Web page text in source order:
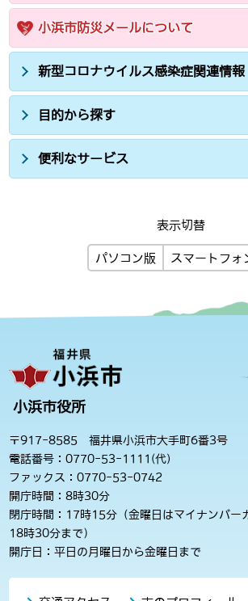
小浜市防災メールについて
新型コロナウイルス感染症関連情報
目的から探す
便利なサービス
表示切替
パソコン版 スマートフォ
小浜市役所
〒917-8585 福井県小浜市大手町6番3号
電話番号：0770-53-1111(代)
ファックス：0770-53-0742
開庁時間：8時30分
閉庁時間：17時15分（金曜日はマイナンバー
18時30分まで）
開庁日：平日の月曜日から金曜日まで